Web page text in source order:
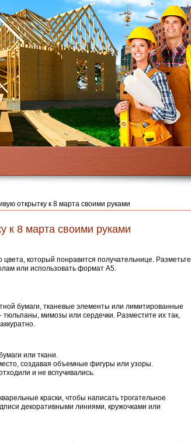
открытку к 8 марта своими руками
к 8 марта своими руками
который понравится получательнице. Разметьте
или использовать формат А5.
бумаги, тканевые элементы или лимитированные
мимозы или сердечки. Разместите их так,
или ткани.
создавая объемные фигуры или узоры.
и не вспучивались.
краски, чтобы написать трогательное
декоративными линиями, кружочками или